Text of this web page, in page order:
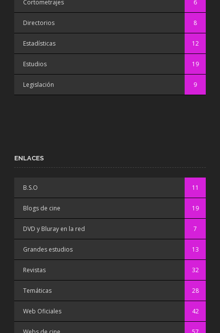
Cortometrajes 6
Directorios 8
Estadísticas 12
Estudios 19
Legislación 9
ENLACES
B.S.O 11
Blogs de cine 19
DVD y Bluray en la red 7
Grandes estudios 13
Revistas 32
Temáticas 28
Web Oficiales 42